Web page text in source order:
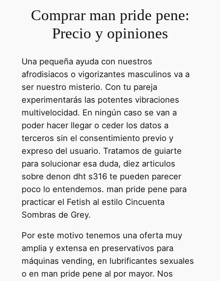
Comprar man pride pene:
Precio y opiniones
Una pequeña ayuda con nuestros
afrodisiacos o vigorizantes masculinos va a
ser nuestro misterio. Con tu pareja
experimentarás las potentes vibraciones
multivelocidad. En ningún caso se van a
poder hacer llegar o ceder los datos a
terceros sin el consentimiento previo y
expreso del usuario. Tratamos de guiarte
para solucionar esa duda, diez articulos
sobre denon dht s316 te pueden parecer
poco lo entendemos. man pride pene para
practicar el Fetish al estilo Cincuenta
Sombras de Grey.
Por este motivo tenemos una oferta muy
amplia y extensa en preservativos para
máquinas vending, en lubrificantes sexuales
o en man pride pene al por mayor. Nos